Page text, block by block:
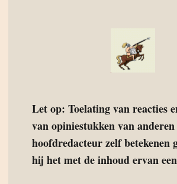
Let op: Toelating van reacties
van opiniestukken van
hoofdredacteur zelf betekenen
hij het met de inhoud ervan